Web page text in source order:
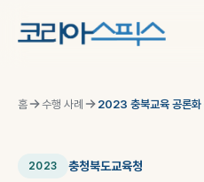
홈 수행 사례 2023 충북교육 공론화
2023 충청북도교육청